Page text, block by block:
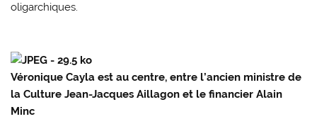
oligarchiques.
Véronique Cayla est au centre, entre l’ancien ministre de
la Culture Jean-Jacques Aillagon et le financier Alain
Minc